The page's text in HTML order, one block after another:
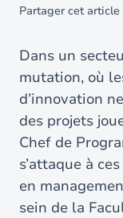
Partager cet article
Dans un
mutation, où
d’innovation
des projets
Chef de
s’attaque à
en
sein de la